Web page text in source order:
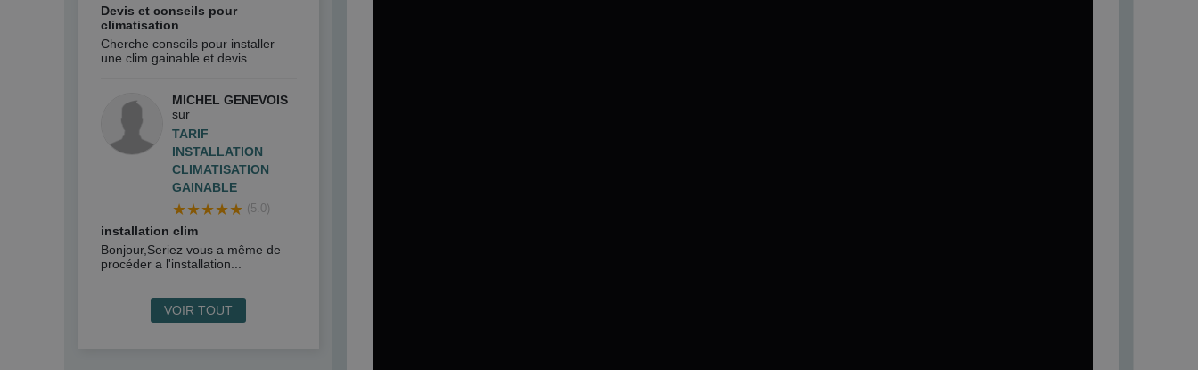
Devis et conseils pour
climatisation
Cherche conseils pour installer
une clim gainable et devis
MICHEL GENEVOIS
sur
TARIF
INSTALLATION
CLIMATISATION
GAINABLE
★★★★★ (5.0)
installation clim
Bonjour,Seriez vous a même de
procéder a l'installation...
VOIR TOUT